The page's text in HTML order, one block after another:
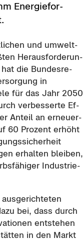
En­er­gie­for­
und um­welt­
Her­aus­for­de­run­
hat die Bun­des­re­
in
für das Jahr 2050
ver­bes­ser­te Ef­
An­teil an er­neu­er­
60 Pro­zent er­höht
er­hal­ten blei­ben,
In­dus­trie­
bei, dass durch
ent­ste­hen
in den Markt